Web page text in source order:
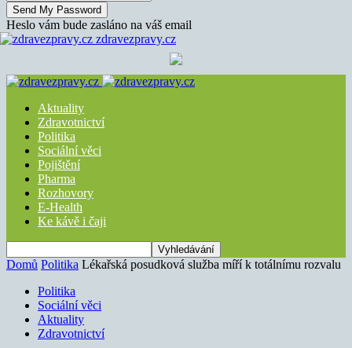
Heslo vám bude zasláno na váš email
zdravezpravy.cz
Aktuality
Zdravotnictví
Politika
Sociální věci
Pojištění
Pharma
Rozhovory
E-Health
Ke kávě i čaji
Domů Politika Lékařská posudková služba míří k totálnímu rozvalu
Politika
Sociální věci
Aktuality
Zdravotnictví